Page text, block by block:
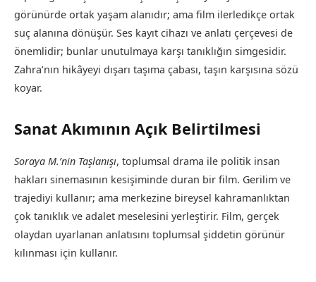
görünürde ortak yaşam alanıdır; ama film ilerledikçe ortak
suç alanına dönüşür. Ses kayıt cihazı ve anlatı çerçevesi de
önemlidir; bunlar unutulmaya karşı tanıklığın simgesidir.
Zahra’nın hikâyeyi dışarı taşıma çabası, taşın karşısına sözü
koyar.
Sanat Akımının Açık Belirtilmesi
Soraya M.’nin Taşlanışı, toplumsal drama ile politik insan
hakları sinemasının kesişiminde duran bir film. Gerilim ve
trajediyi kullanır; ama merkezine bireysel kahramanlıktan
çok tanıklık ve adalet meselesini yerleştirir. Film, gerçek
olaydan uyarlanan anlatısını toplumsal şiddetin görünür
kılınması için kullanır.